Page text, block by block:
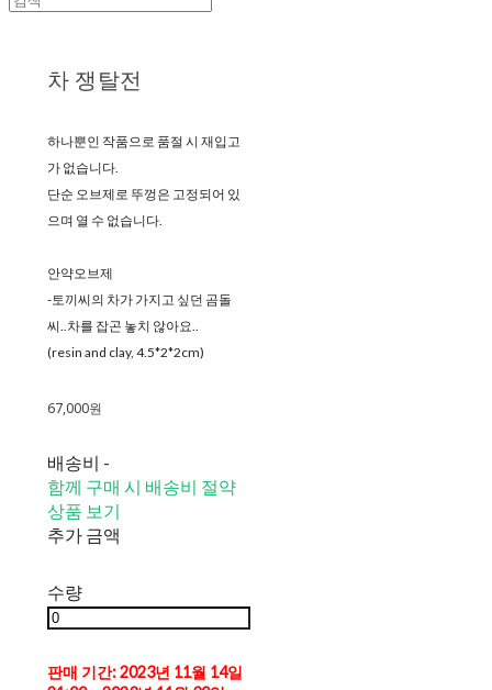
차 쟁탈전
하나뿐인 작품으로 품절 시 재입고
가 없습니다.
단순 오브제로 뚜껑은 고정되어 있
으며 열 수 없습니다.
안약오브제
-토끼씨의 차가 가지고 싶던 곰돌
씨..차를 잡곤 놓치 않아요..
(resin and clay, 4.5*2*2cm)
67,000원
배송비 -
함께 구매 시 배송비 절약
상품 보기
추가 금액
수량
판매 기간: 2023년 11월 14일